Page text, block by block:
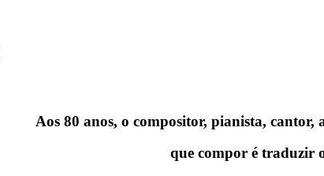
Aos 80 anos, o compositor, pianista,
que compor é traduzir